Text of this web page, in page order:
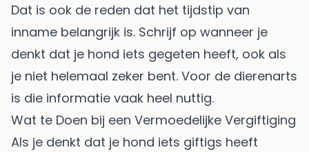
Dat is ook de reden dat het tijdstip van
inname belangrijk is. Schrijf op wanneer je
denkt dat je hond iets gegeten heeft, ook als
je niet helemaal zeker bent. Voor de dierenarts
is die informatie vaak heel nuttig.
Wat te Doen bij een Vermoedelijke Vergiftiging
Als je denkt dat je hond iets giftigs heeft